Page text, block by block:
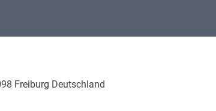
Freiburg Deutschland